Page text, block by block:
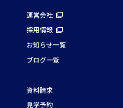
運営会社
採用情報
お知らせ一覧
ブログ一覧
資料請求
見学予約